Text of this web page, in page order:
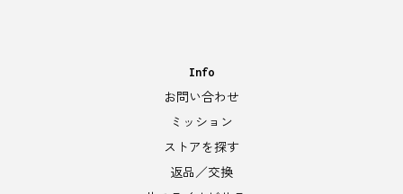
Info
お問い合わせ
ミッション
ストアを探す
返品／交換